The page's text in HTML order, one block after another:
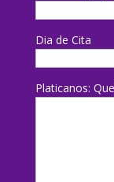
Dia de Cita
Platicanos: